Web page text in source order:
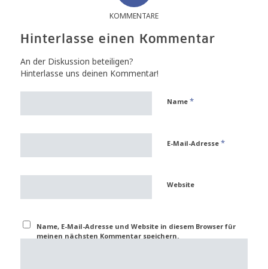
KOMMENTARE
Hinterlasse einen Kommentar
An der Diskussion beteiligen?
Hinterlasse uns deinen Kommentar!
Name *
E-Mail-Adresse *
Website
Name, E-Mail-Adresse und Website in diesem Browser für
meinen nächsten Kommentar speichern.